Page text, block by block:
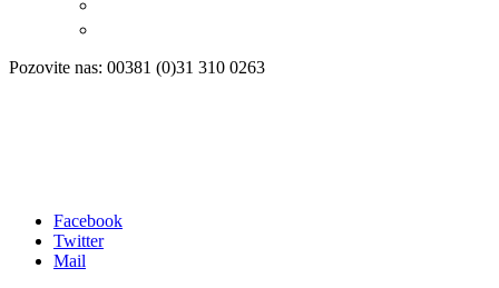
Pozovite nas: 00381 (0)31 310 0263
Facebook
Twitter
Mail